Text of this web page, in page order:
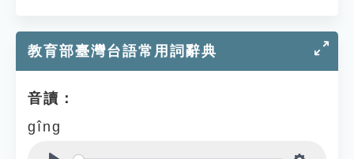
教育部臺灣台語常用詞辭典
音讀：
gîng